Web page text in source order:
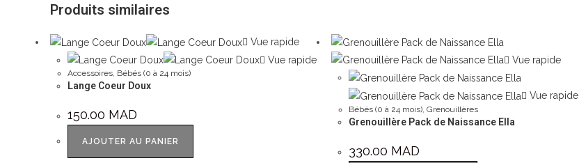
Produits similaires
Vue rapide
Vue rapide
Accessoires, Bébés (0 à 24 mois)
Lange Coeur Doux
150.00 MAD
AJOUTER AU PANIER
Vue rapide
Vue rapide
Bébés (0 à 24 mois),Grenouillères
Grenouillère Pack de Naissance Ella
330.00 MAD